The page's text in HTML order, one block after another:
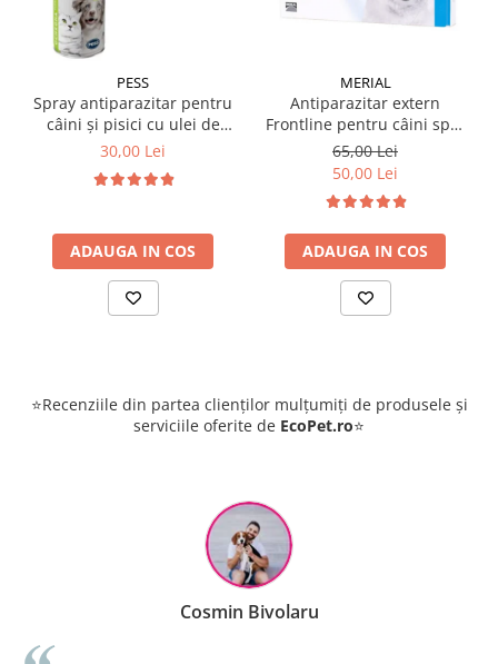
PESS
Spray antiparazitar pentru
câini și pisici cu ulei de
geranium Pess 250 ml
30,00 Lei
ADAUGA IN COS
MERIAL
Antiparazitar extern
Frontline pentru câini spot
on 2-10 KG, 1 pipetă
65,00 Lei
50,00 Lei
ADAUGA IN COS
⭐Recenziile din partea clienților mulțumiți de produsele și
serviciile oferite de EcoPet.ro⭐
Cosmin Bivolaru